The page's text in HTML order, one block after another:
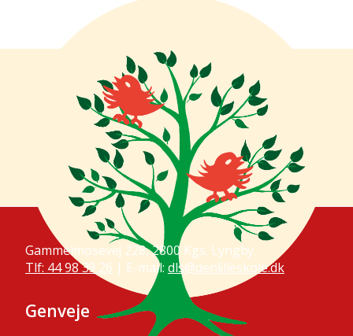
Gammelmosevej 228, 2800 Kgs. Lyngby
Tlf: 44 98 39 26 | E-mail: dls@denlilleskole.dk
Genveje